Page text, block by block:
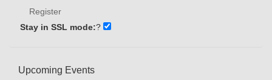
Register
Stay in SSL mode:?
Upcoming Events